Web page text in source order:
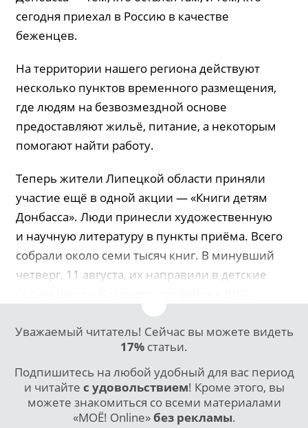
сегодня приехал в Россию в качестве
беженцев.
На территории нашего региона действуют
несколько пунктов временного размещения,
где людям на безвозмездной основе
предоставляют жильё, питание, а некоторым
помогают найти работу.
Теперь жители Липецкой области приняли
участие ещё в одной акции — «Книги детям
Донбасса». Люди принесли художественную
и научную литературу в пункты приёма. Всего
собрали около семи тысяч книг. В минувший
четверг, 11 августа, их направили в детские
Уважаемый читатель! Сейчас вы можете видеть
17% статьи.
Подпишитесь на любой удобный для вас период
и читайте с удовольствием! Кроме этого, вы
можете знакомиться со всеми материалами
«МОЁ! Online»без рекламы.